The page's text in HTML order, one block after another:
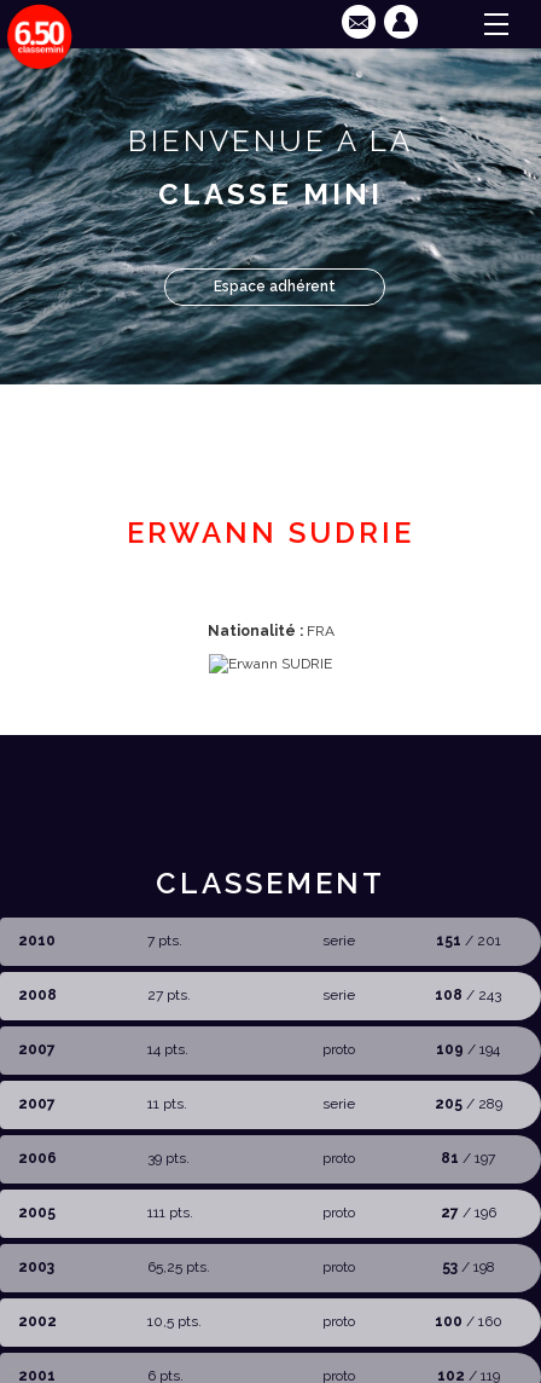
BIENVENUE À LA
CLASSE MINI
Espace adhérent
ERWANN SUDRIE
Nationalité :FRA
CLASSEMENT
2010 7 pts. serie 151 / 201
2008 27 pts. serie 108 / 243
2007 14 pts. proto 109 / 194
2007 11 pts. serie 205/ 289
2006 39 pts. proto 81 / 197
2005 111 pts. proto 27/ 196
2003 65,25 pts. proto 53/ 198
2002 10,5 pts. proto 100 / 160
2001 6 pts. proto 102 / 119